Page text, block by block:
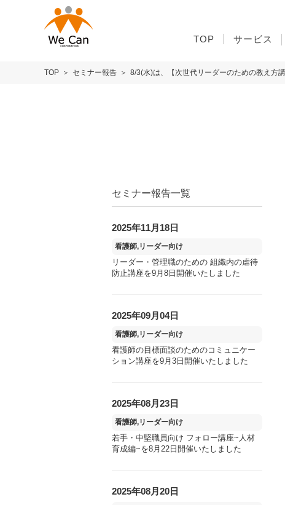
TOP サービス
TOP セミナー報告 8/3(水)は、【次世代リーダーのための教え方
セミナー報告一覧
2025年11月18日
看護師,リーダー向け
リーダー・管理職のための 組織内の虐待
防止講座を9月8日開催いたしました
2025年09月04日
看護師,リーダー向け
看護師の目標面談のためのコミュニケー
ション講座を9月3日開催いたしました
2025年08月23日
看護師,リーダー向け
若手・中堅職員向け フォロー講座~人材
育成編~を8月22日開催いたしました
2025年08月20日